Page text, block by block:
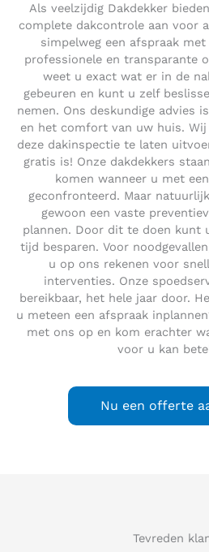
Als veelzijdig Dakdekker
complete dakcontrole aan voor
simpelweg een afspraak
professionele en transparante
weet u exact wat er in de
gebeuren en kunt u zelf
nemen. Ons deskundige advies
en het comfort van uw huis.
deze dakinspectie te laten
gratis is! Onze dakdekkers
komen wanneer u met
geconfronteerd. Maar
gewoon een vaste
plannen. Door dit te doen kunt
tijd besparen. Voor
u op ons rekenen voor
interventies. Onze
bereikbaar, het hele jaar door.
u meteen een afspraak
met ons op en kom erachter
voor u kan
Nu een offerte
Tevreden